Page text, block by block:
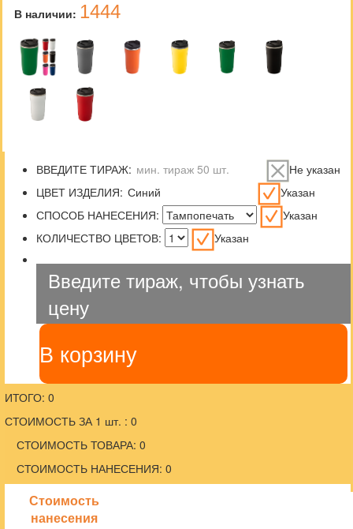
В наличии: 1444
ВВЕДИТЕ ТИРАЖ:
Не указан
ЦВЕТ ИЗДЕЛИЯ:
Указан
СПОСОБ НАНЕСЕНИЯ:
Указан
КОЛИЧЕСТВО ЦВЕТОВ:
Указан
Введите тираж, чтобы узнать
цену
В корзину
ИТОГО: 0
СТОИМОСТЬ ЗА 1 шт. : 0
СТОИМОСТЬ ТОВАРА: 0
СТОИМОСТЬ НАНЕСЕНИЯ: 0
Стоимость
нанесения